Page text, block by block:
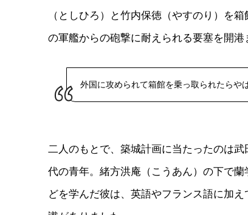
（としひろ）と竹内保徳（やすのり）を
の軍艦からの砲撃に耐えられる要塞を開港
外国に攻められて箱館を乗っ取られたらや
二人のもとで、築城計画に当たったのは
代の青年。緒方洪庵（こうあん）の下で
どを学んだ彼は、英語やフランス語に加